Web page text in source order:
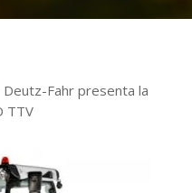
Deutz-Fahr presenta la
TTV